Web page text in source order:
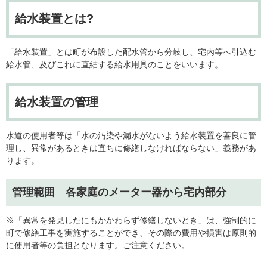
給水装置とは?
「給水装置」とは町が布設した配水管から分岐し、宅内等へ引込む
給水管、及びこれに直結する給水用具のことをいいます。
給水装置の管理
水道の使用者等は「水の汚染や漏水がないよう給水装置を善良に管
理し、異常があるときは直ちに修繕しなければならない」義務があ
ります。
管理範囲 各家庭のメーター器から宅内部分
※「異常を発見したにもかかわらず修繕しないとき」は、強制的に
町で修繕工事を実施することができ、その際の費用や損害は原則的
に使用者等の負担となります。ご注意ください。